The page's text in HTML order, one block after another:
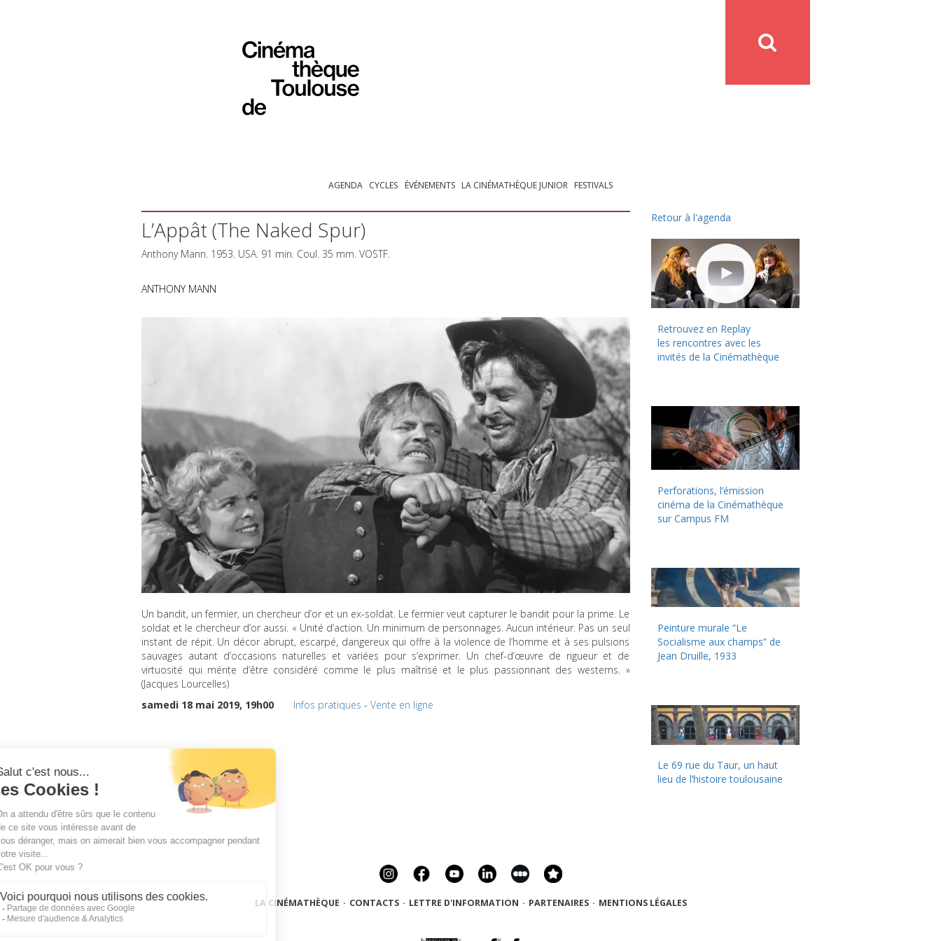
AGENDA CYCLES ÉVÉNEMENTS LA CINÉMATHÈQUE JUNIOR FESTIVALS
L’Appât (The Naked Spur)
Anthony Mann. 1953. USA. 91 min. Coul. 35 mm. VOSTF.
ANTHONY MANN
Un bandit, un fermier, un chercheur d’or et un ex-soldat. Le fermier veut capturer le bandit pour la prime. Le
soldat et le chercheur d’or aussi. « Unité d’action. Un minimum de personnages. Aucun intérieur. Pas un seul
instant de répit. Un décor abrupt, escarpé, dangereux qui offre à la violence de l’homme et à ses pulsions
sauvages autant d’occasions naturelles et variées pour s’exprimer. Un chef-d’œuvre de rigueur et de
virtuosité qui mérite d’être considéré comme le plus maîtrisé et le plus passionnant des westerns. »
(Jacques Lourcelles)
samedi 18 mai 2019, 19h00
Infos pratiques - Vente en ligne
Retour à l'agenda
Retrouvez en Replay
les rencontres avec les
invités de la Cinémathèque
Perforations, l’émission
cinéma de la Cinémathèque
sur Campus FM
Peinture murale “Le
Socialisme aux champs” de
Jean Druille, 1933
Le 69 rue du Taur, un haut
lieu de l’histoire toulousaine
LA CINÉMATHÈQUE · CONTACTS · LETTRE D'INFORMATION · PARTENAIRES · MENTIONS LÉGALES